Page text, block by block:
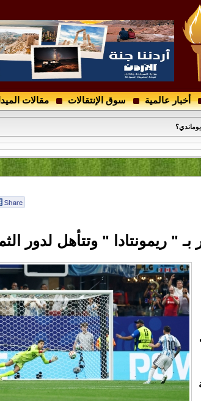
أخبار عالمية سوق الإنتقالات مقالات
الأولى والثانية والأدوار التمهيدية لكأس الأردن
لدعم النادي
" ريمونتادا " وتتأهل لدور